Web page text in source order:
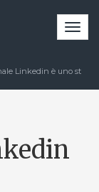
Linkedin è uno st